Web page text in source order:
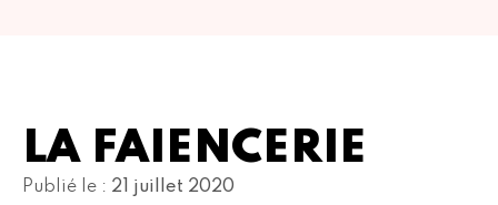
LA FAIENCERIE
Publié le : 21 juillet 2020